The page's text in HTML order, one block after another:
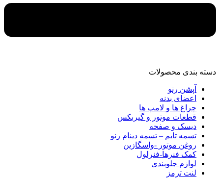
دسته‌ بندی محصولات
آپشن رنو
اعضای بدنه
چراغ ها و لامپ ها
قطعات موتور و گیربکس
دیسک و صفحه
تسمه تایم – تسمه دینام رنو
روغن موتور -واسگازین
کمک فنرها-فنرلول
لوازم جلوبندی
لنت ترمز